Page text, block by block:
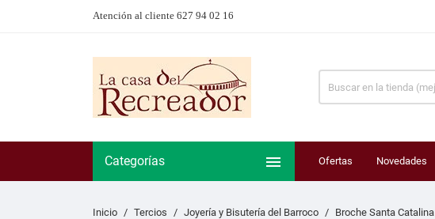
Atención al cliente 627 94 02 16
Categorías  Ofertas Novedades
Inicio Tercios Joyería y Bisutería del Barroco Broche Santa Catalina